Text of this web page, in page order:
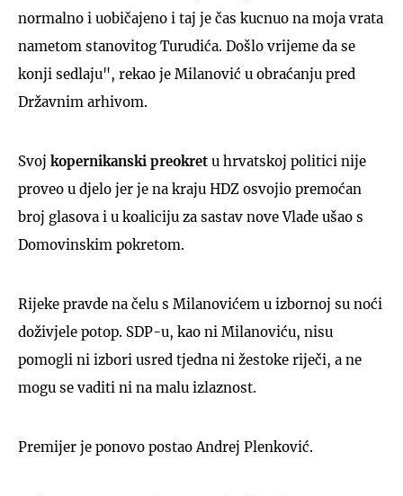
normalno i uobičajeno i taj je čas kucnuo na moja vrata
nametom stanovitog Turudića. Došlo vrijeme da se
konji sedlaju", rekao je Milanović u obraćanju pred
Državnim arhivom.
Svoj kopernikanski preokret u hrvatskoj politici nije
proveo u djelo jer je na kraju HDZ osvojio premoćan
broj glasova i u koaliciju za sastav nove Vlade ušao s
Domovinskim pokretom.
Rijeke pravde na čelu s Milanovićem u izbornoj su noći
doživjele potop. SDP-u, kao ni Milanoviću, nisu
pomogli ni izbori usred tjedna ni žestoke riječi, a ne
mogu se vaditi ni na malu izlaznost.
Premijer je ponovo postao Andrej Plenković.